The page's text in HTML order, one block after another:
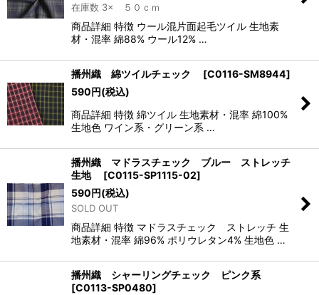
在庫数 3× ５０ｃｍ
商品詳細 特徴 ウール混片面起毛ツイル 生地素
材・混率 綿88% ウール12% …
播州織 綿ツイルチェック [C0116-SM8944]
590円(税込)
商品詳細 特徴 綿ツイル 生地素材・混率 綿100%
生地色 ワイン系・グリーン系 …
播州織 マドラスチェック ブルー ストレッチ
生地
[C0115-SP1115-02]
590円(税込)
SOLD OUT
商品詳細 特徴 マドラスチェック ストレッチ 生
地素材・混率 綿96% ポリウレタン4% 生地色 …
播州織 シャーリングチェック ピンク系
[C0113-SP0480]